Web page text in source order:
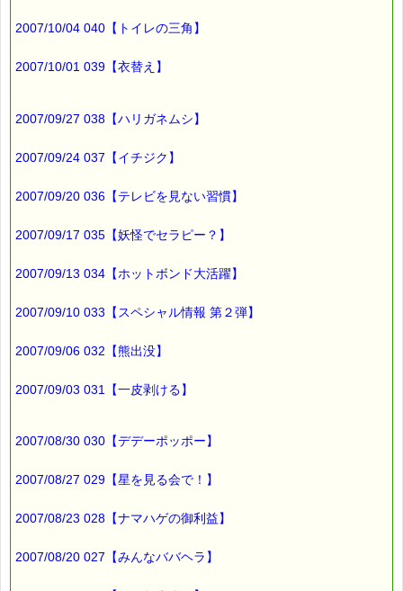
さらに、
「アルゼンチンは、銀の国という意味だけれど、
銀はあまりとれないんだよ」
地球儀が教えてくれたそうです。
驚きです。
これほどの情報を植えつけてしまうなんて、
今年のクリスマスプレゼントに
どうですか？
お値段がちょっと高いのが玉にキズです (*^_^*)
自信、といえば、
自分に自信があるため、
2007/10/04 040【トイレの三角】
2007/10/01 039【衣替え】
2007/09/27 038【ハリガネムシ】
2007/09/24 037【イチジク】
2007/09/20 036【テレビを見ない習慣】
2007/09/17 035【妖怪でセラピー？】
2007/09/13 034【ホットボンド大活躍】
2007/09/10 033【スペシャル情報 第２弾】
2007/09/06 032【熊出没】
2007/09/03 031【一皮剥ける】
2007/08/30 030【デデーポッポー】
2007/08/27 029【星を見る会で！】
2007/08/23 028【ナマハゲの御利益】
2007/08/20 027【みんなババヘラ】